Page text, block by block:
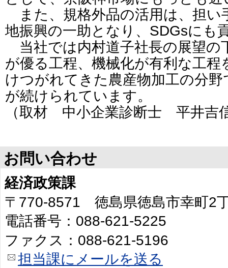
また、規格外品の活用は、担い
地振興の一助となり、SDGsにも
当社では内村道子社長の展望の
が優る工程、機械化が有利な工
けつがれてきた農産物加工の分
が続けられています。
（取材 中小企業診断士 平井吉
お問い合わせ
経済政策課
〒770-8571 徳島県徳島市幸町2
電話番号：088-621-5225
ファクス：088-621-5196
担当課にメールを送る